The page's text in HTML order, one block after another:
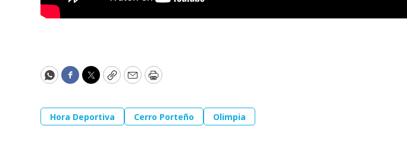
WhatsApp
Facebook
Twitter
CopyEmailPrint
Hora Deportiva Cerro Porteño Olimpia